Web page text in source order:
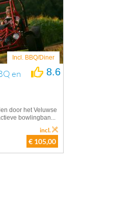
Incl. BBQ/Diner
en
8.6
door het Veluwse
bowlingban...
€ 105,00
incl.